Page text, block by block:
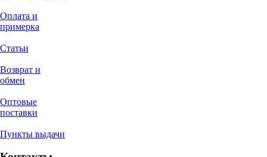
Оплата и
примерка
Статьи
Возврат и
обмен
Оптовые
поставки
Пункты выдачи